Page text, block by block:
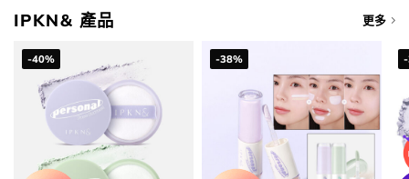
IPKN& 產品 更多
-40% -38%